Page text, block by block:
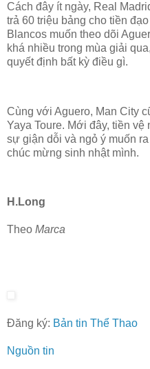
Cách đây ít ngày, Real
trả 60 triệu bảng cho tiền
Blancos muốn theo dõi
khá nhiều trong mùa giải
quyết định bất kỳ điều gì.
Cùng với Aguero, Man City
Yaya Toure. Mới đây, tiền
sự giận dỗi và ngỏ ý muốn
chúc mừng sinh nhật mình.
H.Long
Theo Marca
Đăng ký: Bản tin Thể Thao
Nguồn tin